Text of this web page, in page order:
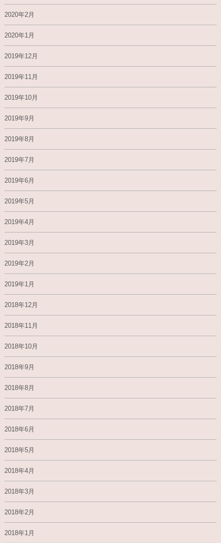
2020年2月
2020年1月
2019年12月
2019年11月
2019年10月
2019年9月
2019年8月
2019年7月
2019年6月
2019年5月
2019年4月
2019年3月
2019年2月
2019年1月
2018年12月
2018年11月
2018年10月
2018年9月
2018年8月
2018年7月
2018年6月
2018年5月
2018年4月
2018年3月
2018年2月
2018年1月